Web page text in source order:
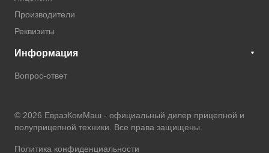
Производители
Реквизиты
Информация
Вопрос-ответ
© 2026 ЕвразКомМаш - официальный дилер прицепной и
полуприцепной техники . Все права защищены.
Политика конфиденциальности